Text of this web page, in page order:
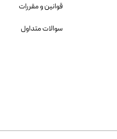
قوانین و مقررات
سوالات متداول